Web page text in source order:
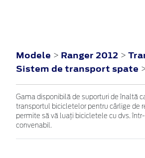
Modele > Ranger 2012 >
Sistem de transport spate
Gama disponibilă de suporturi de înaltă
transportul bicicletelor pentru cârlige de
permite să vă luaţi bicicletele cu dvs.
convenabil.